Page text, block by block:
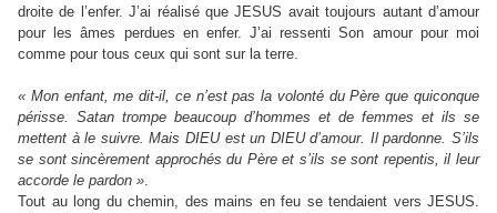
droite de l’enfer. J’ai réalisé que JESUS avait toujours autant d’amour
pour les âmes perdues en enfer. J’ai ressenti Son amour pour moi
comme pour tous ceux qui sont sur la terre.
« Mon enfant, me dit-il, ce n’est pas la volonté du Père que quiconque
périsse. Satan trompe beaucoup d’hommes et de femmes et ils se
mettent à le suivre. Mais DIEU est un DIEU d’amour. Il pardonne. S’ils
se sont sincèrement approchés du Père et s’ils se sont repentis, il leur
accorde le pardon ».
Tout au long du chemin, des mains en feu se tendaient vers JESUS.